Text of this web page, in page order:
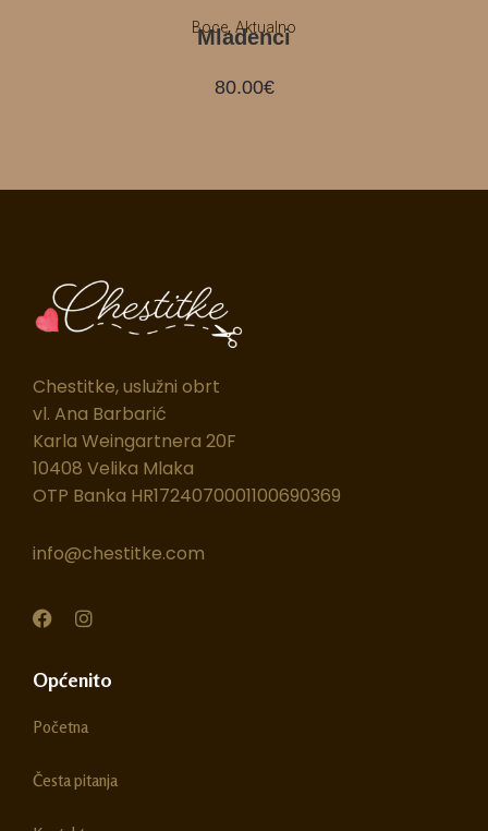
Boce, Aktualno
Mladenci
80.00€
Chestitke, uslužni obrt
vl. Ana Barbarić
Karla Weingartnera 20F
10408 Velika Mlaka
OTP Banka HR1724070001100690369
info@chestitke.com
F
e
b
o
I
t
r
m
Općenito
Početna
Česta pitanja